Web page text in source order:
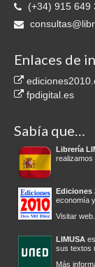
(+34) 915 649
Enlaces de
fpdigital.es
Sabía que…
Librería
Ediciones
economía
Visitar web...
LIMUSA
sus textos
Más